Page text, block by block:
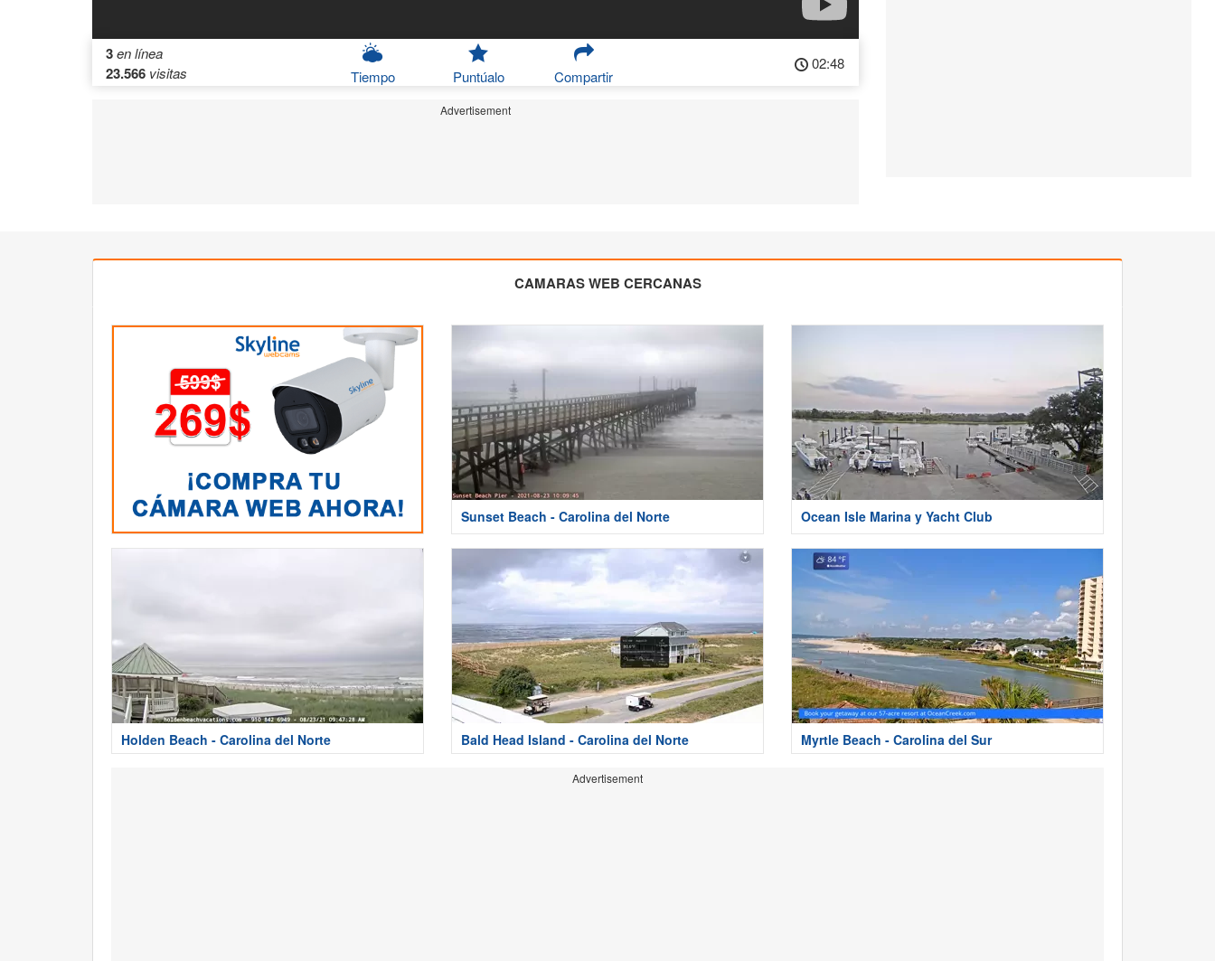
3en línea
23.566 visitas Tiempo Puntúalo Compartir
02:48
Advertisement
CAMARAS WEB CERCANAS
Sunset Beach - Carolina del Norte Ocean Isle Marina y Yacht Club
Holden Beach - Carolina del Norte Bald Head Island - Carolina del Norte Myrtle Beach - Carolina del Sur
Advertisement